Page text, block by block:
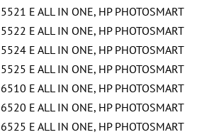
5521 E ALL IN ONE, HP PHOTOSMART
5522 E ALL IN ONE, HP PHOTOSMART
5524 E ALL IN ONE, HP PHOTOSMART
5525 E ALL IN ONE, HP PHOTOSMART
6510 E ALL IN ONE, HP PHOTOSMART
6520 E ALL IN ONE, HP PHOTOSMART
6525 E ALL IN ONE, HP PHOTOSMART